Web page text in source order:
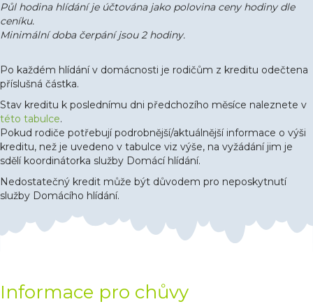
Půl hodina hlídání je účtována jako polovina ceny hodiny dle
ceníku.
Minimální doba čerpání jsou 2 hodiny.
Po každém hlídání v domácnosti je rodičům z kreditu odečtena
příslušná částka.
Stav kreditu k poslednímu dni předchozího měsíce naleznete v
této tabulce.
Pokud rodiče potřebují podrobnější/aktuálnější informace o výši
kreditu, než je uvedeno v tabulce viz výše, na vyžádání jim je
sdělí koordinátorka služby Domácí hlídání.
Nedostatečný kredit může být důvodem pro neposkytnutí
služby Domácího hlídání.
Informace pro chůvy